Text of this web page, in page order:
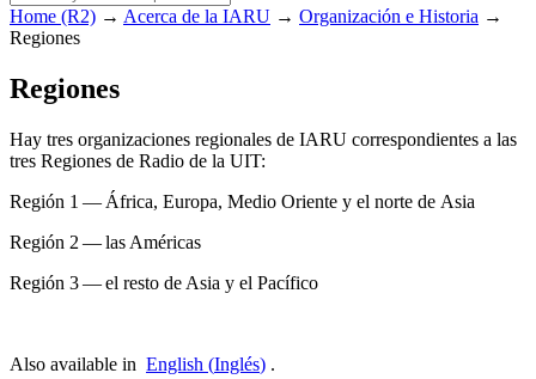
Home (R2) → Acerca de la IARU → Organización e Historia →
Regiones
Regiones
Hay tres organizaciones regionales de IARU correspondientes a las
tres Regiones de Radio de la UIT:
Región 1 — África, Europa, Medio Oriente y el norte de Asia
Región 2 — las Américas
Región 3 — el resto de Asia y el Pacífico
Also available in English (Inglés) .